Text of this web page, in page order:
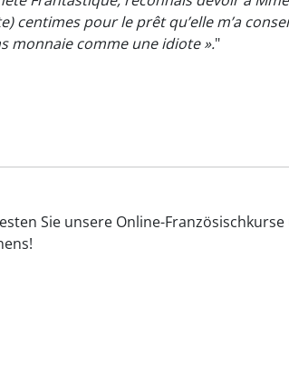
centimes pour le prêt qu’elle m’a
monnaie comme une idiote »."
Sie unsere Online-